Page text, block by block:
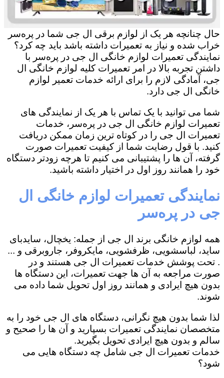
حال چنانچه هر یک از لوازم برقی ال جی شما در پره‌سر
خراب شده و نیاز به تعمیرات داشته باشد باید چه کرد؟
نمایندگی تعمیرات لوازم خانگی ال جی در پره‌سر با
داشتن تجربه بالا در امر تعمیرات کلیه لوازم خانگی ال
جی، آمادگی لازم را برای ارائه خدمات تعمیر لوازم
خانگی ال جی دارد.
شما می توانید با یک تماس با هر یک از نمایندگی های
تعمیرات لوازم خانگی ال جی در پره‌سر، خدمات
تعمیرات ال جی را در کوتاه ترین زمان ممکن دریافت
کنید. با قول رضایت شما از کیفیت تعمیرات صورت
گرفته، آن ها را پشتیبانی می کنیم تا هرچه زودتر دستگاه
خود را همانند روز اول در اختیار داشته باشید.
نمایندگی تعمیرات لوازم خانگی ال
جی در پره‌سر
همه لوازم خانگی برند ال جی از جمله: یخچال، سایدبای
ساید، لباسشویی، ظرفشویی، مایکروفر، جاروبرقی و ...
. تحت پوشش خدمات تعمیرات ال جی هستند و در
صورت مراجعه به آن ها جهت تعمیرات، این دستگاه ها
بدون هیچ ایرادی و همانند روز اول تحویل شما داده می
شوند.
لذا شما بدون هیچ نگرانی، دستگاه های ال جی خود را به
متخصصان نمایندگی تعمیرات بسپارید و آن ها را صحیح و
سالم و بدون هیچ ایرادی تحویل بگیرید.
خدمات تعمیرات ال جی شامل چه دستگاه هایی می
شود؟